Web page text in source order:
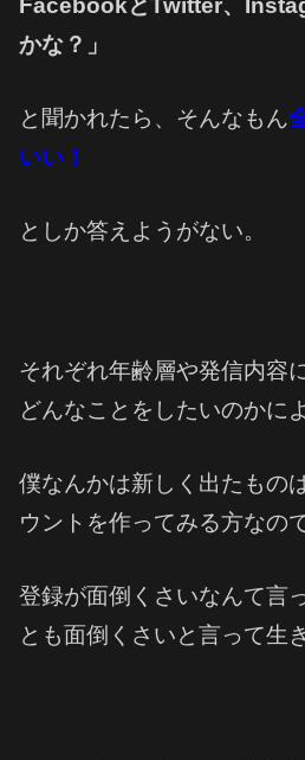
FacebookとTwitter、
かな？」
と聞かれたら、そんなもん
いい！
としか答えようがない。
それぞれ年齢層や発信内容
どんなことをしたいのかに
僕なんかは新しく出たもの
ウントを作ってみる方なの
登録が面倒くさいなんて言
とも面倒くさいと言って生